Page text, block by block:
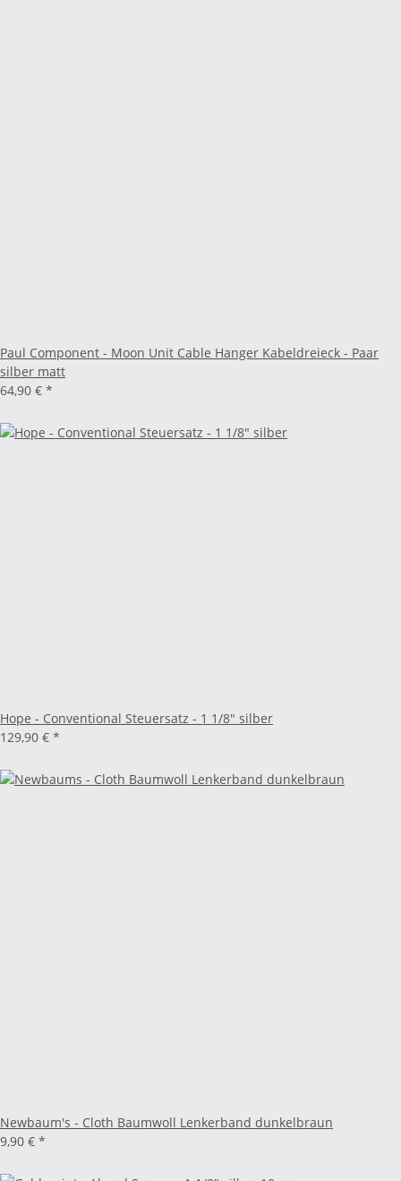
Paul Component - Moon Unit Cable Hanger Kabeldreieck - Paar
silber matt
64,90 € *
Hope - Conventional Steuersatz - 1 1/8" silber
129,90 € *
Newbaum's - Cloth Baumwoll Lenkerband dunkelbraun
9,90 € *